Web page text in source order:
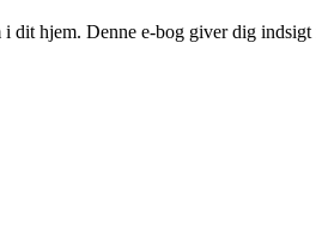
hjem. Denne e-bog giver dig